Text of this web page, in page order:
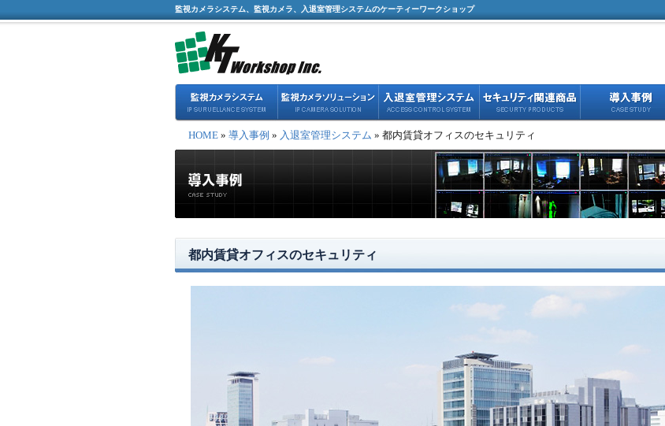
監視カメラシステム、監視カメラ、入退室管理システムのケーティーワークショップ
HOME » 導入事例 » 入退室管理システム » 都内賃貸オフィスのセキュリティ
都内賃貸オフィスのセキュリティ